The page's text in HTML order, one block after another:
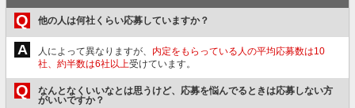
Q 他の人は何社くらい応募していますか？
A 人によって異なりますが、 内定をもらっている人の平均応募数は10
社、約半数は6社以上受けています。
Q
なんとなくいいなとは思うけど、応募を悩んでるときは応募しない方
がいいですか？